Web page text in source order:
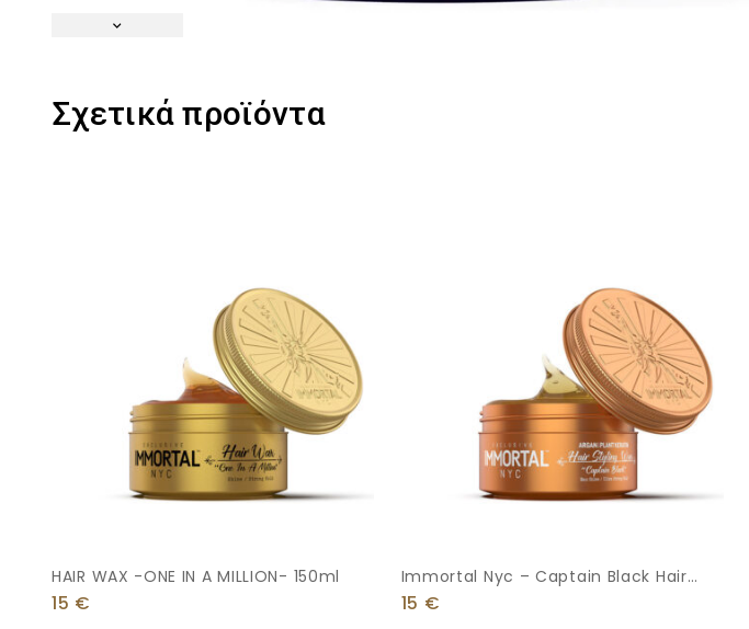
Σχετικά προϊόντα
HAIR WAX -ONE IN A MILLION- 150ml
15 €
Immortal Nyc – Captain Black Hair
Styling Wax 150 Ml
15 €